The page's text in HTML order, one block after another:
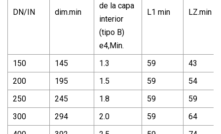
DN/IN dim.min
de la capa
interior
(tipo B)
e4,Min.
L1 min LZ.min
150 145 1.3 59
43
200
195 1.5 59
54
250
245 1.8 59
59
300
294 2.0 59
64